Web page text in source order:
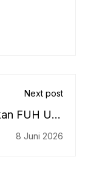
Next post
FUH UIN
Sampaikan
8 Juni 2026